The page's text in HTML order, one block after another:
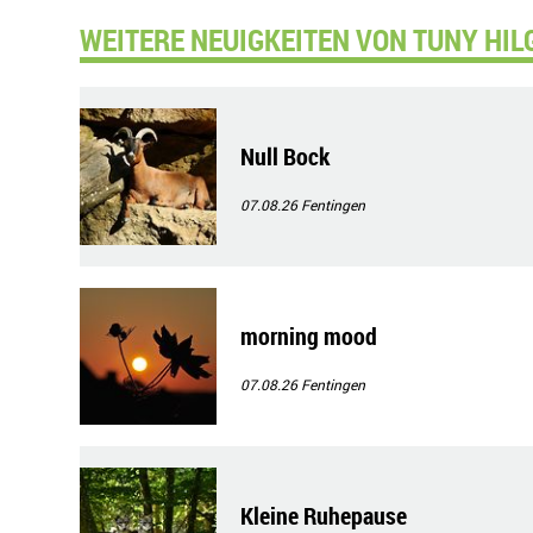
WEITERE NEUIGKEITEN VON TUNY
Null Bock
07.08.26Fentingen
morning mood
07.08.26Fentingen
Kleine Ruhepause